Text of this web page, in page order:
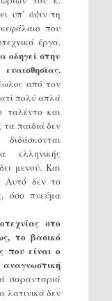
υπ’ όψιν τη
που
έργα.
οδηγεί στην
από τον
πολύ απλά
ταλέντο και
τα παιδιά δεν
ελληνικής
μενού. Και
Αυτό δεν το
όσο πνεύμα
στο
το βασικό
που είναι ο
σαρανταριά
λατινικά δεν